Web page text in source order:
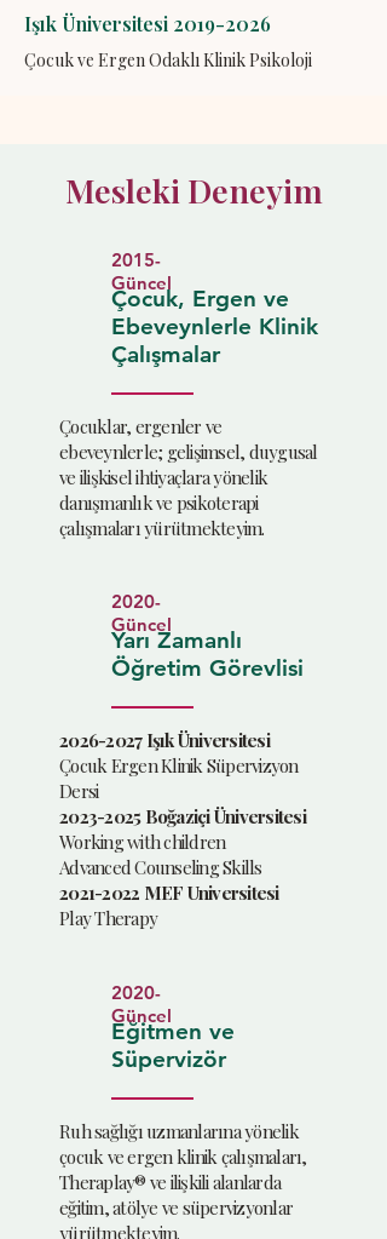
Işık Üniversitesi 2019-2026
Çocuk ve Ergen Odaklı Klinik Psikoloji
Mesleki Deneyim
2015-
Güncel
Çocuk, Ergen ve
Ebeveynlerle Klinik
Çalışmalar
Çocuklar, ergenler ve
ebeveynlerle; gelişimsel, duygusal
ve ilişkisel ihtiyaçlara yönelik
danışmanlık ve psikoterapi
çalışmaları yürütmekteyim.
2020-
Güncel
Yarı Zamanlı
Öğretim Görevlisi
2026-2027Işık Üniversitesi
Çocuk Ergen Klinik Süpervizyon
Dersi
2023-2025Boğaziçi Üniversitesi
Working with children
Advanced Counseling Skills
2021-2022 MEF Universitesi
Play Therapy
2020-
Güncel
Eğitmen ve
Süpervizör
Ruh sağlığı uzmanlarına yönelik
çocuk ve ergen klinik çalışmaları,
Theraplay® ve ilişkili alanlarda
eğitim, atölye ve süpervizyonlar
yürütmekteyim.